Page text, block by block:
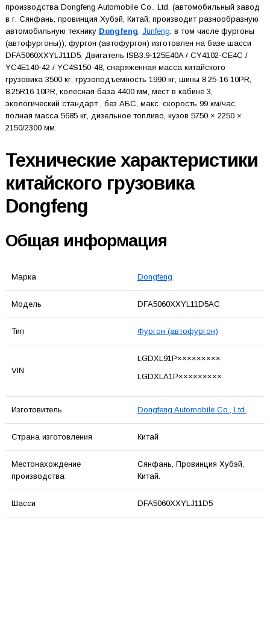
производства Dongfeng Automobile Co., Ltd. (автомобильный завод
в г. Сянфань, провинция Хубэй, Китай; производит разнообразную
автомобильную технику Dongfeng Junfeng , в том числе фургоны
(автофургоны)); фургон (автофургон) изготовлен на базе шасси
DFA5060XXYLJ11D5. Двигатель ISB3.9-125E40A / CY4102-CE4C /
YC4E140-42 / YC4S150-48, снаряженная масса китайского
грузовика 3500 кг, грузоподъемность 1990 кг, шины 8.25-16 10PR,
8.25R16 10PR, колесная база 4400 мм, мест в кабине 3,
экологический стандарт , без АБС, макс. скорость 99 км/час,
полная масса 5685 кг, дизельное топливо, кузов 5750 × 2250 ×
2150/2300 мм.
Технические характеристики
китайского грузовика
Dongfeng
Общая информация
Марка Dongfeng
Модель DFA5060XXYL11D5AC
Тип Фургон (автофургон)
VIN
LGDXL91P×××××××××
LGDXLA1P×××××××××
Изготовитель Dongfeng Automobile Co., Ltd.
Страна изготовления Китай
Местонахождение
производства
Сянфань, Провинция Хубэй,
Китай.
Шасси DFA5060XXYLJ11D5